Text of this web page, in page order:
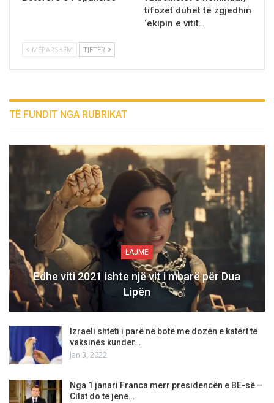
tifozët duhet të zgjedhin
‘ekipin e vitit…
MËPARSHËM TJETËR
TË FUNDIT NGA RUBRIKAT
LAJME
Edhe viti 2021 ishte një vit i mbarë për Dua
Lipën
Izraeli shteti i parë në botë me dozën e katërt të
vaksinës kundër…
Jan 3, 2022
Nga 1 janari Franca merr presidencën e BE-së –
Cilat do të jenë…